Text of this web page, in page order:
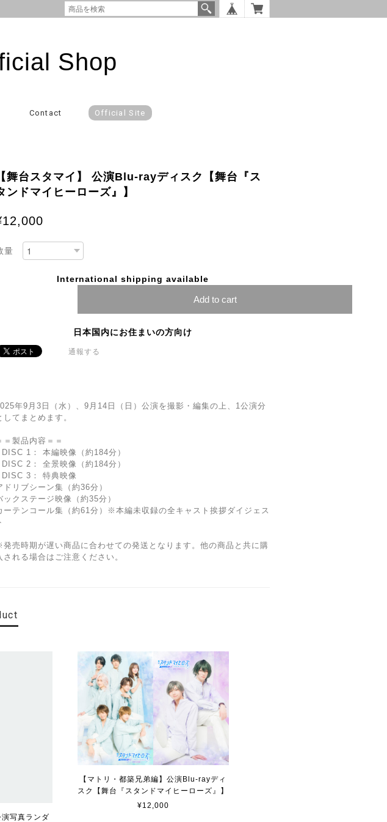
Shop
Contact Official Site
【舞台スタマイ】 公演Blu-rayディスク【舞台『ス
ンドマイヒーローズ』】
量
International shipping available
Add to cart
日本国内にお住まいの方向け
通報する
年9月3日（水）、9月14日（日）公演を撮影・編集の上、1公演分
してまとめます。
＝製品内容＝＝
DISC 1： 本編映像（約184分）
DISC 2： 全景映像（約184分）
DISC 3： 特典映像
ドリブシーン集（約36分）
ックステージ映像（約35分）
ーテンコール集（約61分）※本編未収録の全キャスト挨拶ダイジェス
売時期が遅い商品に合わせての発送となります。他の商品と共に購
される場合はご注意ください。
演写真ランダ
【マトリ・都築兄弟編】公演Blu-rayディ
スク【舞台『スタンドマイヒーローズ』】
¥12,000